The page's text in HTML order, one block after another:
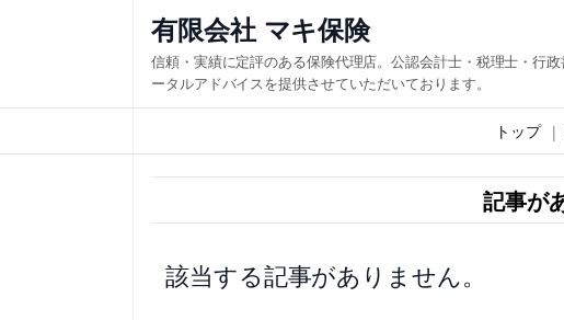
ス
キ
有限会社 マキ保険
信頼・実績に定評のある保険代理店。公認会計士・税理士・行
ータルアドバイスを提供させていただいております。
トップ
記事が
該当する記事がありません。